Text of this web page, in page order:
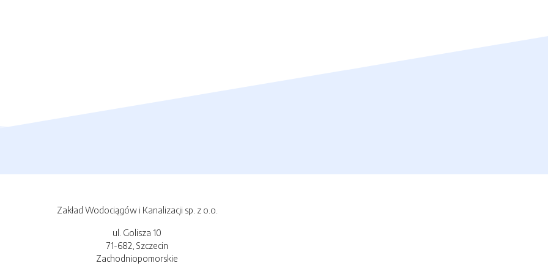
Zakład Wodociągów i Kanalizacji sp. z o.o.
ul. Golisza 10
71-682, Szczecin
Zachodniopomorskie